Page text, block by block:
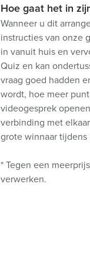
Hoe gaat het in
Wanneer u dit
instructies van onze
in vanuit huis en
Quiz en kan
vraag goed hadden
wordt, hoe meer
videogesprek
verbinding met
grote winnaar tijdens
* Tegen een
verwerken.